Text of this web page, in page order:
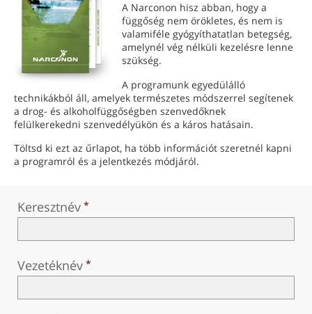
orosz
svéd
kínai
arab
horvát
török
A Narconon hisz abban, hogy a
függőség nem örökletes, és nem is
valamiféle gyógyíthatatlan betegség,
amelynél vég nélküli kezelésre lenne
szükség.
A programunk egyedülálló
technikákból áll, amelyek természetes módszerrel segítenek
a drog- és alkoholfüggőségben szenvedőknek
felülkerekedni szenvedélyükön és a káros hatásain.
Töltsd ki ezt az űrlapot, ha több információt szeretnél kapni
a programról és a jelentkezés módjáról.
Keresztnév
Vezetéknév